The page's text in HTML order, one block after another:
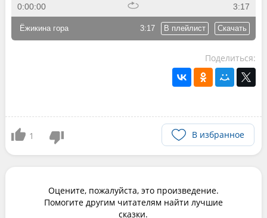
0:00:00 3:17
3:17 В плейлист Скачать
Ёжикина гора
Поделиться:
1 В избранное
Оцените, пожалуйста, это произведение.
Помогите другим читателям найти лучшие
сказки.